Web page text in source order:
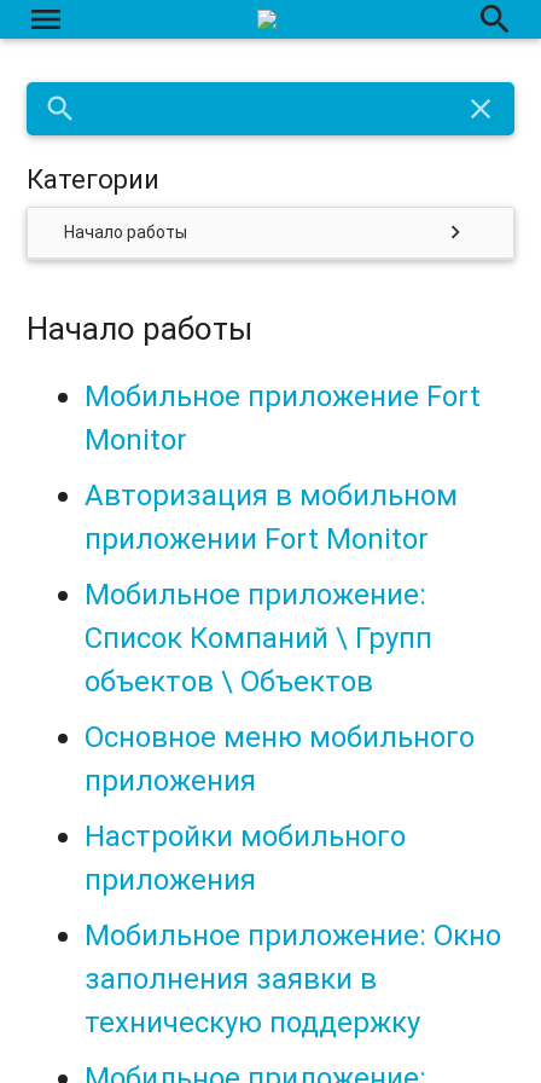
menu search
search close
Категории
Начало работы chevron_right
Начало работы
Мобильное приложение Fort
Monitor
Авторизация в мобильном
приложении Fort Monitor
Мобильное приложение:
Список Компаний \ Групп
объектов \ Объектов
Основное меню мобильного
приложения
Настройки мобильного
приложения
Мобильное приложение: Окно
заполнения заявки в
техническую поддержку